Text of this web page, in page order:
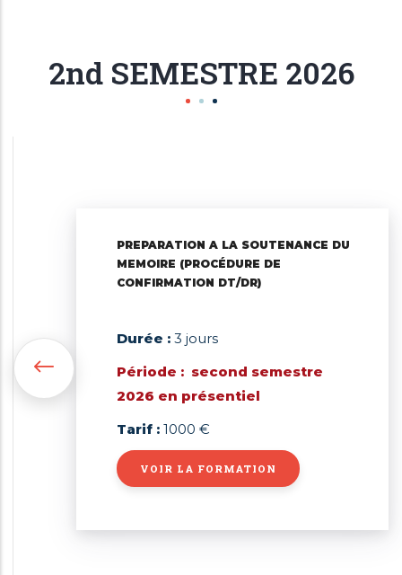
2nd SEMESTRE 2026
PREPARATION A LA SOUTENANCE DU
MEMOIRE (PROCÉDURE DE
CONFIRMATION DT/DR)
Durée : 3 jours
Période : second semestre
2026 en présentiel
Tarif : 1000 €
VOIR LA FORMATION